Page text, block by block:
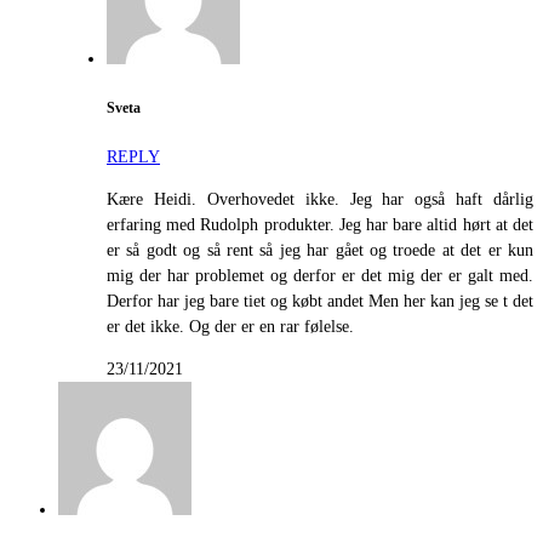
Sveta
REPLY
Kære Heidi. Overhovedet ikke. Jeg har også haft dårlig
erfaring med Rudolph produkter. Jeg har bare altid hørt at det
er så godt og så rent så jeg har gået og troede at det er kun
mig der har problemet og derfor er det mig der er galt med.
Derfor har jeg bare tiet og købt andet Men her kan jeg se t det
er det ikke. Og der er en rar følelse.
23/11/2021